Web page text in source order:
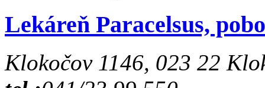
Lekáreň Paracelsus,
Klokočov 1146, 023 22